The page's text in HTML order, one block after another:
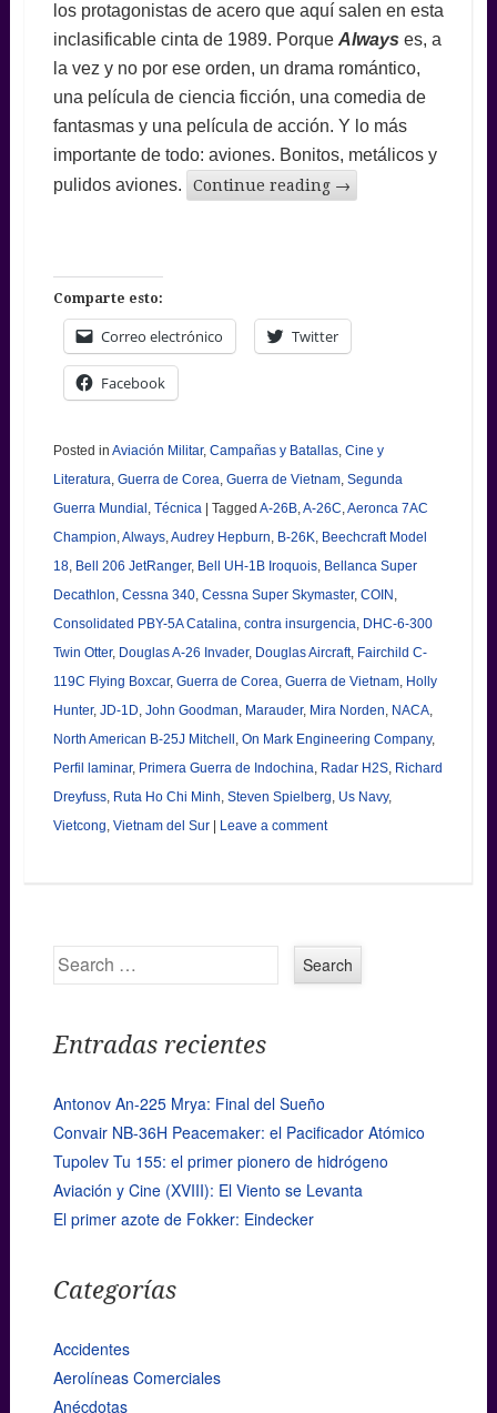
los protagonistas de acero que aquí salen en esta
inclasificable cinta de 1989. Porque Always es, a
la vez y no por ese orden, un drama romántico,
una película de ciencia ficción, una comedia de
fantasmas y una película de acción. Y lo más
importante de todo: aviones. Bonitos, metálicos y
pulidos aviones.
Continue reading →
Comparte esto:
Correo electrónico Twitter
Facebook
Posted in Aviación Militar, Campañas y Batallas, Cine y
Literatura, Guerra de Corea, Guerra de Vietnam, Segunda
Guerra Mundial , Técnica Tagged A-26B,A-26C,Aeronca 7AC
Champion,Always,Audrey Hepburn, B-26K, Beechcraft Model
18, Bell 206 JetRanger, Bell UH-1B Iroquois, Bellanca Super
Decathlon, Cessna 340, Cessna Super Skymaster, COIN ,
Consolidated PBY-5A Catalina, contra insurgencia, DHC-6-300
Twin Otter, Douglas A-26 Invader, Douglas Aircraft, Fairchild C-
119C Flying Boxcar, Guerra de Corea, Guerra de Vietnam, Holly
Hunter, JD-1D, John Goodman, Marauder, Mira Norden, NACA,
North American B-25J Mitchell , On Mark Engineering Company,
Perfil laminar, Primera Guerra de Indochina, Radar H2S, Richard
Dreyfuss, Ruta Ho Chi Minh, Steven Spielberg, Us Navy,
Vietcong, Vietnam del Sur Leave a comment
Search
Entradas recientes
Antonov An-225 Mrya: Final del Sueño
Convair NB-36H Peacemaker: el Pacificador Atómico
Tupolev Tu 155: el primer pionero de hidrógeno
Aviación y Cine (XVIII): El Viento se Levanta
El primer azote de Fokker: Eindecker
Categorías
Accidentes
Aerolíneas Comerciales
Anécdotas